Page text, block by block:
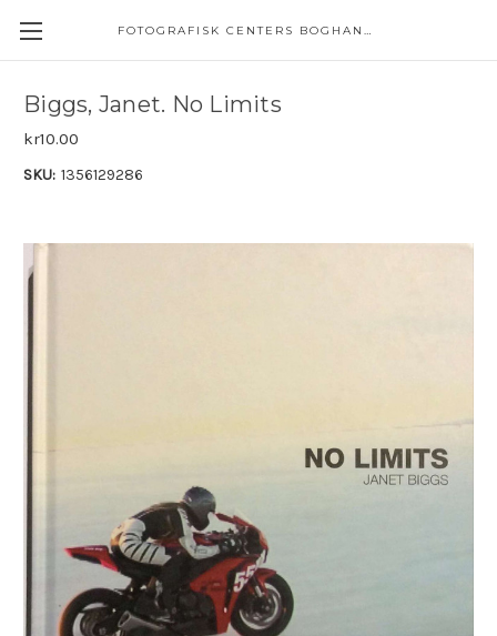
FOTOGRAFISK CENTERS BOGHANDEL
Biggs, Janet. No Limits
kr10.00
SKU: 1356129286